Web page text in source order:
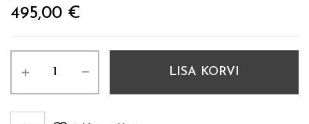
495,00 €
LISA KORVI